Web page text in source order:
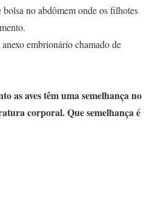
no abdômem onde os filhotes
embrionário chamado de
as aves têm uma semelhança no
corporal. Que semelhança é